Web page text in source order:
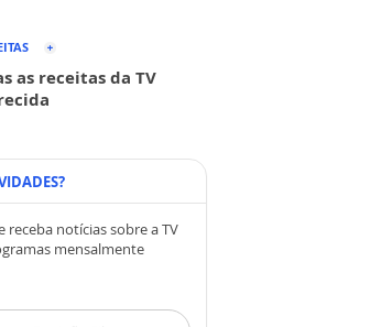
as receitas da TV
receba notícias sobre a TV
mensalmente